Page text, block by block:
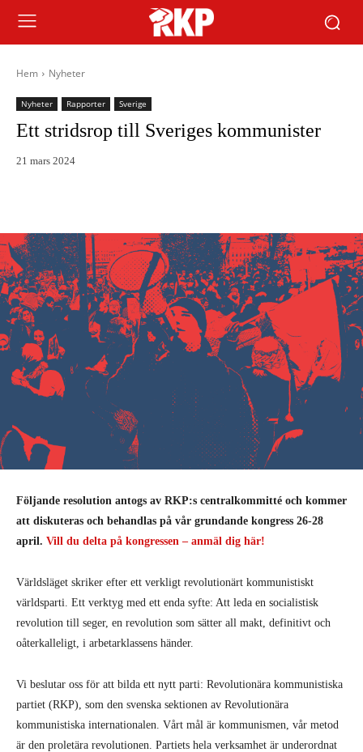
Hem Nyheter
Nyheter Rapporter Sverige
Ett stridsrop till Sveriges kommunister
21 mars 2024
Följande resolution antogs av RKP:s centralkommitté och kommer
att diskuteras och behandlas på vår grundande kongress 26-28
april. Vill du delta på kongressen – anmäl dig här!
Världsläget skriker efter ett verkligt revolutionärt kommunistiskt
världsparti. Ett verktyg med ett enda syfte: Att leda en socialistisk
revolution till seger, en revolution som sätter all makt, definitivt och
oåterkalleligt, i arbetarklassens händer.
Vi beslutar oss för att bilda ett nytt parti: Revolutionära kommunistiska
partiet (RKP), som den svenska sektionen av Revolutionära
kommunistiska internationalen. Vårt mål är kommunismen, vår metod
är den proletära revolutionen. Partiets hela verksamhet är underordnat